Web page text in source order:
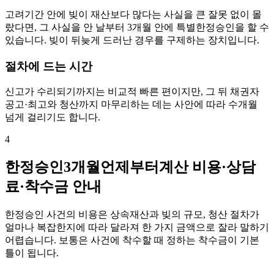
고려기간 안에 빚이 재산보다 많다는 사실을 큰 잘못 없이 몰
랐다면, 그 사실을 안 날부터 3개월 안에 특별한정승인을 할 수
있습니다. 빚이 뒤늦게 드러난 경우를 구제하는 장치입니다.
절차에 드는 시간
신고가 수리되기까지는 비교적 빠른 편이지만, 그 뒤 채권자
공고·최고와 청산까지 마무리하는 데는 사안에 따라 수개월
넘게 걸리기도 합니다.
4
한정승인3개월언제부터계산 비용·상담
료·착수금 안내
한정승인 사건의 비용은 상속재산과 빚의 규모, 청산 절차가
얼마나 복잡한지에 따라 달라져 한 가지 금액으로 잘라 말하기
어렵습니다. 보통은 사건에 착수할 때 정하는 착수금이 기본
틀이 됩니다.